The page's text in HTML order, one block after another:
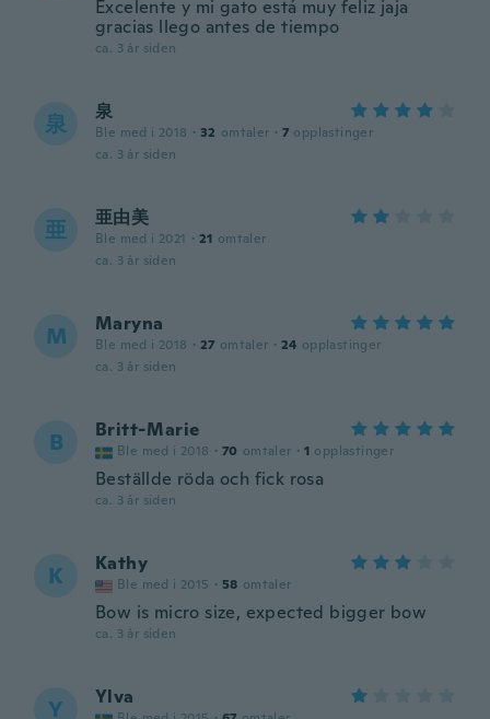
Excelente y mi gato está muy feliz jaja
gracias llego antes de tiempo
ca. 3 år siden
泉 泉
Ble med i 2018 · 32 omtaler · 7 opplastinger
ca. 3 år siden
亜 亜由美
Ble med i 2021 · 21 omtaler
ca. 3 år siden
M Maryna
Ble med i 2018 · 27 omtaler · 24 opplastinger
ca. 3 år siden
B Britt-Marie
Ble med i 2018 · 70 omtaler · 1 opplastinger
Beställde röda och fick rosa
ca. 3 år siden
K Kathy
Ble med i 2015 · 58 omtaler
Bow is micro size, expected bigger bow
ca. 3 år siden
Y Ylva